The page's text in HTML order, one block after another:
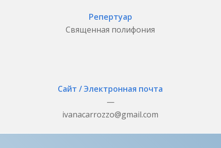
Репертуар
Священная полифония
Сайт / Электронная почта
—
ivanacarrozzo@gmail.com